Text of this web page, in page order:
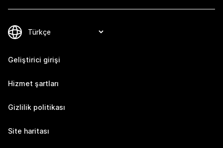
Geliştirici girişi
Hizmet şartları
Gizlilik politikası
Site haritası